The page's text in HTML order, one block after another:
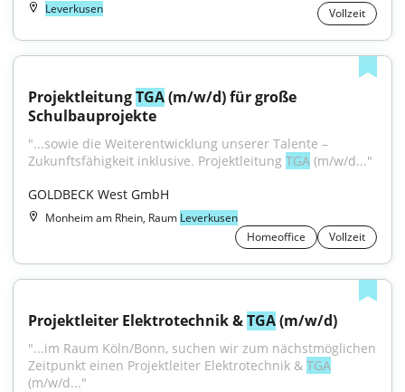
Leverkusen Vollzeit
Projektleitung TGA (m/w/d) für große
Schulbauprojekte
"...sowie die Weiterentwicklung unserer Talente –
Zukunftsfähigkeit inklusive. Projektleitung TGA (m/w/d..."
GOLDBECK West GmbH
Monheim am Rhein, Raum Leverkusen
Homeoffice
Vollzeit
Projektleiter Elektrotechnik & TGA (m/w/d)
"...im Raum Köln/Bonn, suchen wir zum nächstmöglichen
Zeitpunkt einen Projektleiter Elektrotechnik & TGA
(m/w/d..."